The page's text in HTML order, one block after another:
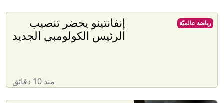
إنفانتينو يحضر تنصيب
الرئيس الكولومبي الجديد
منذ 10 دقائق
رياضة عالميّة